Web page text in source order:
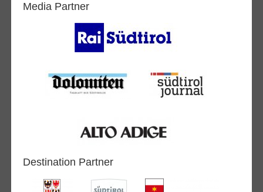
Media Partner
Destination Partner